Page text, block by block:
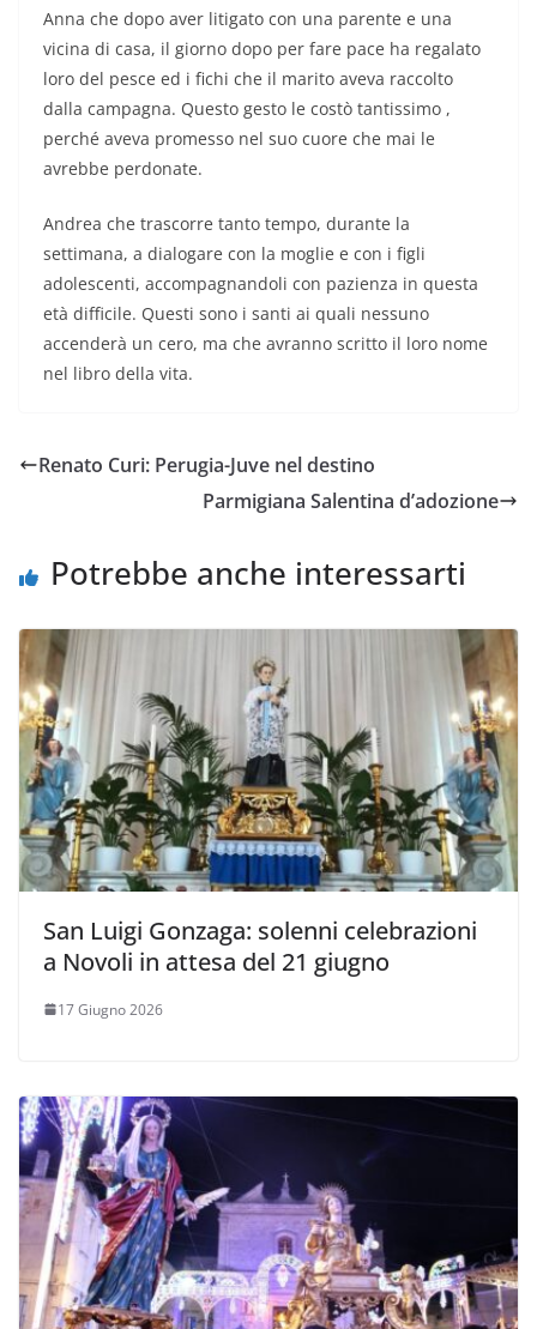
Anna che dopo aver litigato con una parente e una
vicina di casa, il giorno dopo per fare pace ha regalato
loro del pesce ed i fichi che il marito aveva raccolto
dalla campagna. Questo gesto le costò tantissimo ,
perché aveva promesso nel suo cuore che mai le
avrebbe perdonate.
Andrea che trascorre tanto tempo, durante la
settimana, a dialogare con la moglie e con i figli
adolescenti, accompagnandoli con pazienza in questa
età difficile. Questi sono i santi ai quali nessuno
accenderà un cero, ma che avranno scritto il loro nome
nel libro della vita.
Renato Curi: Perugia-Juve nel destino
Parmigiana Salentina d’adozione
Potrebbe anche interessarti
San Luigi Gonzaga: solenni celebrazioni
a Novoli in attesa del 21 giugno
17 Giugno 2026